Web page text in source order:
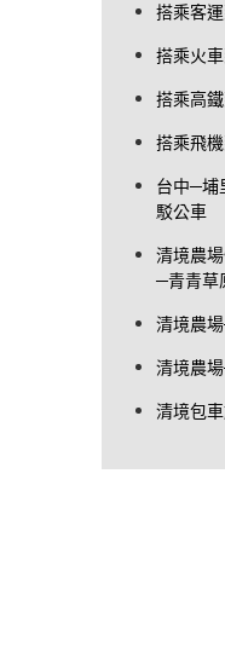
搭乘客
搭乘火
搭乘高
搭乘飛
台中─埔
駁公車
清境農
─青青草
清境農
清境農
清境包